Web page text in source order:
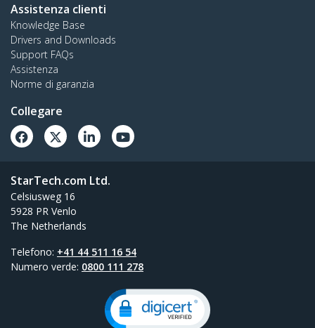
Assistenza clienti
Knowledge Base
Drivers and Downloads
Support FAQs
Assistenza
Norme di garanzia
Collegare
StarTech.com Ltd.
Celsiusweg 16
5928 PR Venlo
The Netherlands
Telefono: +41 44 511 16 54
Numero verde: 0800 111 278